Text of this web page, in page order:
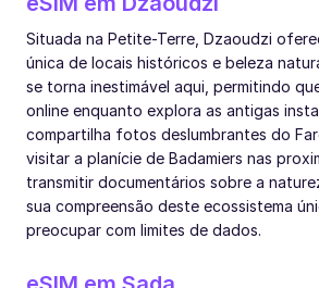
Situada na Petite-Terre, Dzaoudzi
única de locais históricos e beleza
se torna inestimável aqui, permitindo
online enquanto explora as antigas
compartilha fotos deslumbrantes do
visitar a planície de Badamiers nas
transmitir documentários sobre a
sua compreensão deste ecossistema
preocupar com limites de dados.